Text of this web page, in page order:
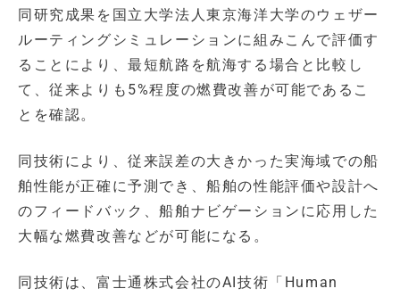
同研究成果を国立大学法人東京海洋大学のウェザー
ルーティングシミュレーションに組みこんで評価す
ることにより、最短航路を航海する場合と比較し
て、従来よりも5%程度の燃費改善が可能であるこ
とを確認。
同技術により、従来誤差の大きかった実海域での船
舶性能が正確に予測でき、船舶の性能評価や設計へ
のフィードバック、船舶ナビゲーションに応用した
大幅な燃費改善などが可能になる。
同技術は、富士通株式会社のAI技術「Human